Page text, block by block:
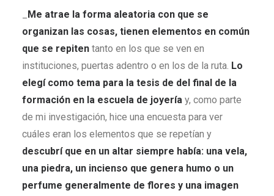
Me atrae la forma aleatoria con que se
organizan las cosas, tienen elementos en común
que se repiten tanto en los que se ven en
instituciones, puertas adentro o en los de la ruta. Lo
elegí como tema para la tesis de del final de la
formación en la escuela de joyería y, como parte
de mi investigación, hice una encuesta para ver
cuáles eran los elementos que se repetían y
descubrí que en un altar siempre había: una vela,
una piedra, un incienso que genera humo o un
perfume generalmente de flores y una imagen